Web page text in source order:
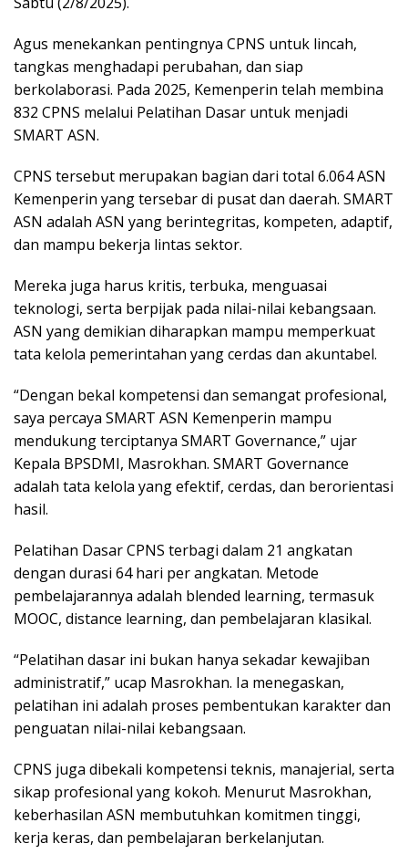
Agus menekankan pentingnya CPNS untuk lincah,
tangkas menghadapi perubahan, dan siap
berkolaborasi. Pada 2025, Kemenperin telah membina
832 CPNS melalui Pelatihan Dasar untuk menjadi
SMART ASN.
CPNS tersebut merupakan bagian dari total 6.064 ASN
Kemenperin yang tersebar di pusat dan daerah. SMART
ASN adalah ASN yang berintegritas, kompeten, adaptif,
dan mampu bekerja lintas sektor.
Mereka juga harus kritis, terbuka, menguasai
teknologi, serta berpijak pada nilai-nilai kebangsaan.
ASN yang demikian diharapkan mampu memperkuat
tata kelola pemerintahan yang cerdas dan akuntabel.
“Dengan bekal kompetensi dan semangat profesional,
saya percaya SMART ASN Kemenperin mampu
mendukung terciptanya SMART Governance,” ujar
Kepala BPSDMI, Masrokhan. SMART Governance
adalah tata kelola yang efektif, cerdas, dan berorientasi
hasil.
Pelatihan Dasar CPNS terbagi dalam 21 angkatan
dengan durasi 64 hari per angkatan. Metode
pembelajarannya adalah blended learning, termasuk
MOOC, distance learning, dan pembelajaran klasikal.
“Pelatihan dasar ini bukan hanya sekadar kewajiban
administratif,” ucap Masrokhan. Ia menegaskan,
pelatihan ini adalah proses pembentukan karakter dan
penguatan nilai-nilai kebangsaan.
CPNS juga dibekali kompetensi teknis, manajerial, serta
sikap profesional yang kokoh. Menurut Masrokhan,
keberhasilan ASN membutuhkan komitmen tinggi,
kerja keras, dan pembelajaran berkelanjutan.